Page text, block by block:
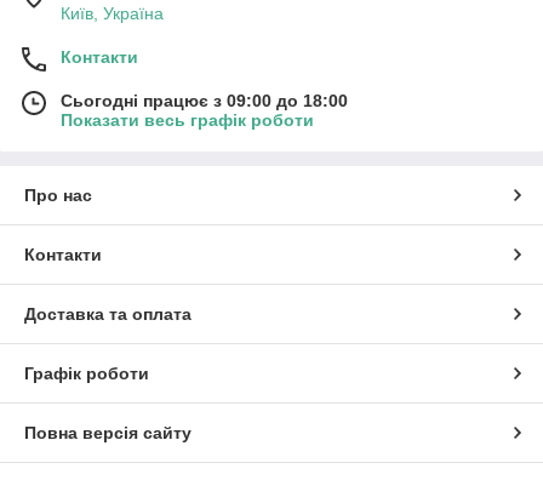
Київ, Україна
Контакти
Сьогодні працює з 09:00 до 18:00
Показати весь графік роботи
Про нас
Контакти
Доставка та оплата
Графік роботи
Повна версія сайту